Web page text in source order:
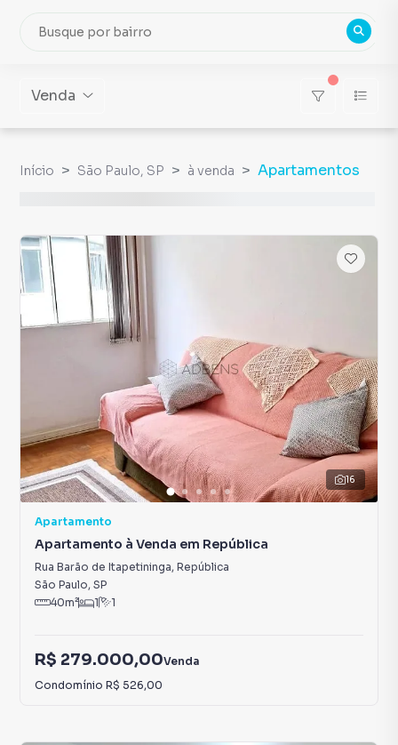
Venda
Início São Paulo, SP à venda Apartamentos
16
Apartamento
Apartamento à Venda em República
Rua Barão de Itapetininga, República
São Paulo, SP
40m² 1 1
R$ 279.000,00Venda
Condomínio R$ 526,00